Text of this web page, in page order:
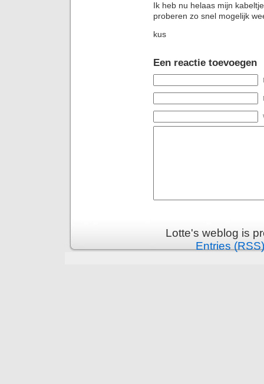
Ik heb nu helaas mijn
proberen zo snel mogelijk
kus
Een reactie toevoegen
Lotte's weblog is
Entries (RSS)